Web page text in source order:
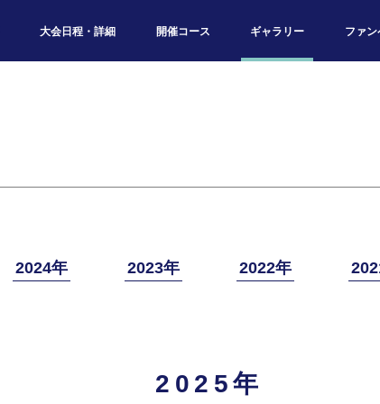
大会日程・詳細 開催コース ギャラリー ファ
2024年 2023年 2022年
2025年